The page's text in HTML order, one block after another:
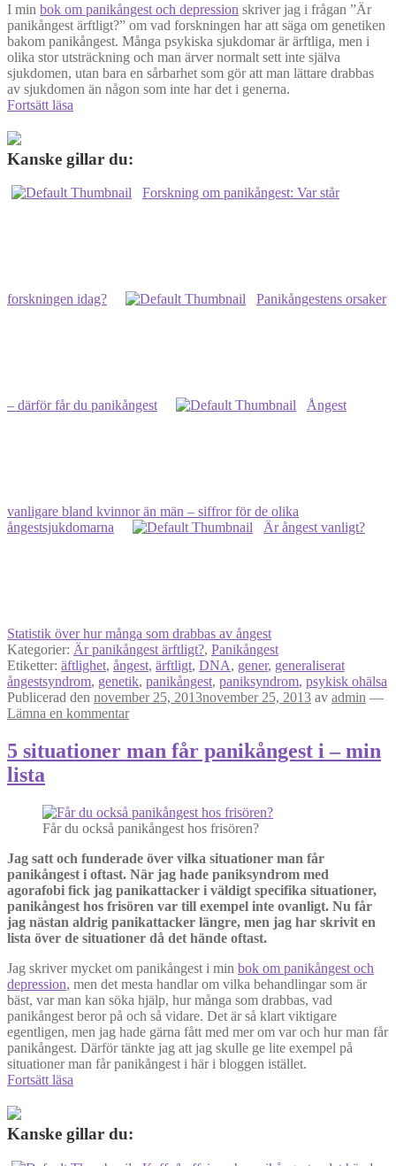
I min bok om panikångest och depression skriver jag i frågan ”Är
panikångest ärftligt?” om vad forskningen har att säga om genetiken
bakom panikångest. Många psykiska sjukdomar är ärftliga, men i
olika stor utsträckning och man ärver normalt sett inte själva
sjukdomen, utan bara en sårbarhet som gör att man lättare drabbas
av sjukdomen än någon som inte har det i generna.
Fortsätt läsa
Kanske gillar du:
Forskning om panikångest: Var står
forskningen idag? Panikångestens orsaker
– därför får du panikångest Ångest
vanligare bland kvinnor än män – siffror för de olika
ångestsjukdomarna
Är ångest vanligt?
Statistik över hur många som drabbas av ångest
Kategorier: Är panikångest ärftligt?, Panikångest
Etiketter: äftlighet, ångest, ärftligt, DNA, gener, generaliserat
ångestsyndrom, genetik, panikångest, paniksyndrom, psykisk ohälsa
Publicerad den november 25, 2013november 25, 2013 av admin —
Lämna en kommentar
5 situationer man får panikångest i – min
lista
Får du också panikångest hos frisören?
Jag satt och funderade över vilka situationer man får
panikångest i oftast. När jag hade paniksyndrom med
agorafobi fick jag panikattacker i väldigt specifika situationer,
panikångest hos frisören var till exempel inte ovanligt. Nu får
jag nästan aldrig panikattacker längre, men jag har skrivit en
lista över de situationer då det hände oftast.
Jag skriver mycket om panikångest i min bok om panikångest och
depression, men det mesta handlar om vilka behandlingar som är
bäst, var man kan söka hjälp, hur många som drabbas, vad
panikångest beror på och så vidare. Det är så klart viktigare
egentligen, men jag hade gärna fått med mer om var och hur man får
panikångest. Därför tänkte jag att jag skulle ge lite exempel på
situationer man får panikångest i här i bloggen istället.
Fortsätt läsa
får
panikångest
Kanske gillar du: